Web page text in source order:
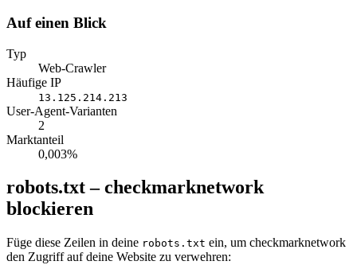
Auf einen Blick
Typ
Web-Crawler
Häufige IP
13.125.214.213
User-Agent-Varianten
2
Marktanteil
0,003%
robots.txt – checkmarknetwork
blockieren
Füge diese Zeilen in deine robots.txt ein, um checkmarknetwork
den Zugriff auf deine Website zu verwehren: